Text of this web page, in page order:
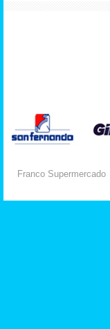
Franco Supermercado